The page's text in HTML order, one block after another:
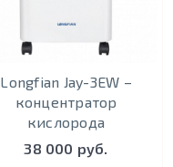
Longfian Jay-3EW –
концентратор
кислорода
38 000 руб.